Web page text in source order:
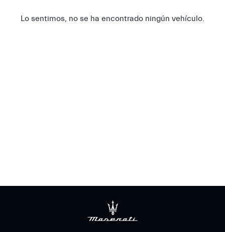
Lo sentimos, no se ha encontrado ningún vehículo.